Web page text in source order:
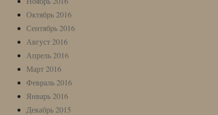
Октябрь 2016
Сентябрь 2016
Август 2016
Апрель 2016
Март 2016
Февраль 2016
Январь 2016
Декабрь 2015